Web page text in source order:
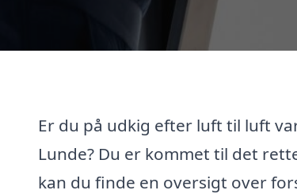
Er du på udkig efter luft til luft
Lunde? Du er kommet til det
kan du finde en oversigt over